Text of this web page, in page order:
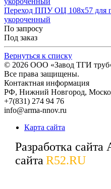
Переход ППУ ОЦ 108x57 для
укороченный
По запросу
Под заказ
Вернуться к списку
© 2026 ООО «Завод ТГИ
Все права защищены.
Контактная информация
РФ, Нижний Новгород,
+7(831) 274 94 76
info@arma-nnov.ru
Карта сайта
Разработка
сайта R52.RU